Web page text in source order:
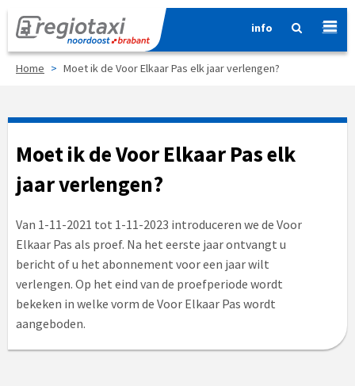
info
Home > Moet ik de Voor Elkaar Pas elk jaar verlengen?
Moet ik de Voor Elkaar Pas elk
jaar verlengen?
Van 1-11-2021 tot 1-11-2023 introduceren we de Voor
Elkaar Pas als proef. Na het eerste jaar ontvangt u
bericht of u het abonnement voor een jaar wilt
verlengen. Op het eind van de proefperiode wordt
bekeken in welke vorm de Voor Elkaar Pas wordt
aangeboden.